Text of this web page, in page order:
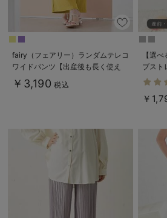
fairy（フェアリー）ランダムテレコ
ワイドパンツ【出産後も長く使え
る】
￥3,190 税込
【選
ブスト
く使え
￥